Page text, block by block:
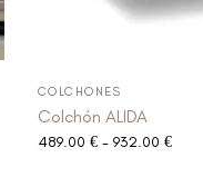
COLCHONES
Colchón ALIDA
489.00 € - 932.00 €